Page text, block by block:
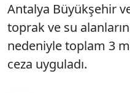
Antalya Büyükşehir
toprak ve su
nedeniyle toplam 3
ceza uyguladı.